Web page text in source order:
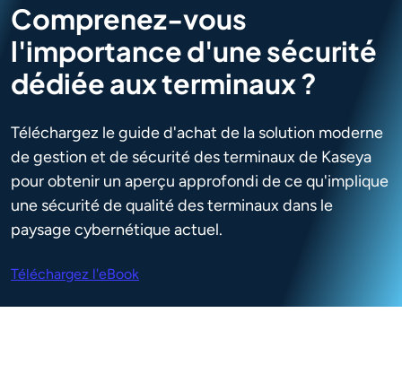
Comprenez-vous
l'importance d'une sécurité
dédiée aux terminaux ?
Téléchargez le guide d'achat de la solution moderne
de gestion et de sécurité des terminaux de Kaseya
pour obtenir un aperçu approfondi de ce qu'implique
une sécurité de qualité des terminaux dans le
paysage cybernétique actuel.
Téléchargez l'eBook